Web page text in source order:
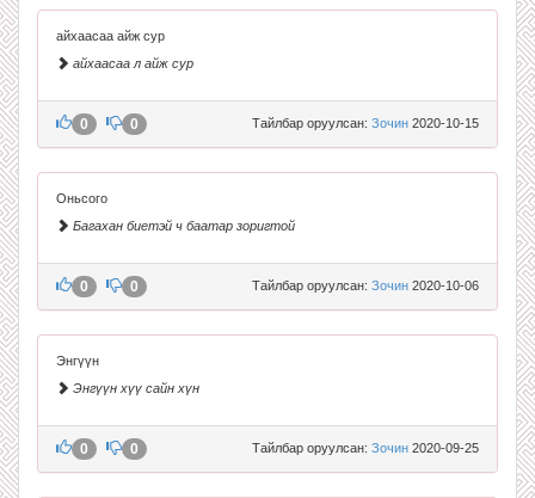
айхаасаа айж сур
айхаасаа л айж сур
Тайлбар оруулсан: Зочин 2020-10-15
0 0
Оньсого
Багахан биетэй ч баатар зоригтой
Тайлбар оруулсан: Зочин 2020-10-06
0 0
Энгүүн
Энгүүн хүү сайн хүн
Тайлбар оруулсан: Зочин 2020-09-25
0 0